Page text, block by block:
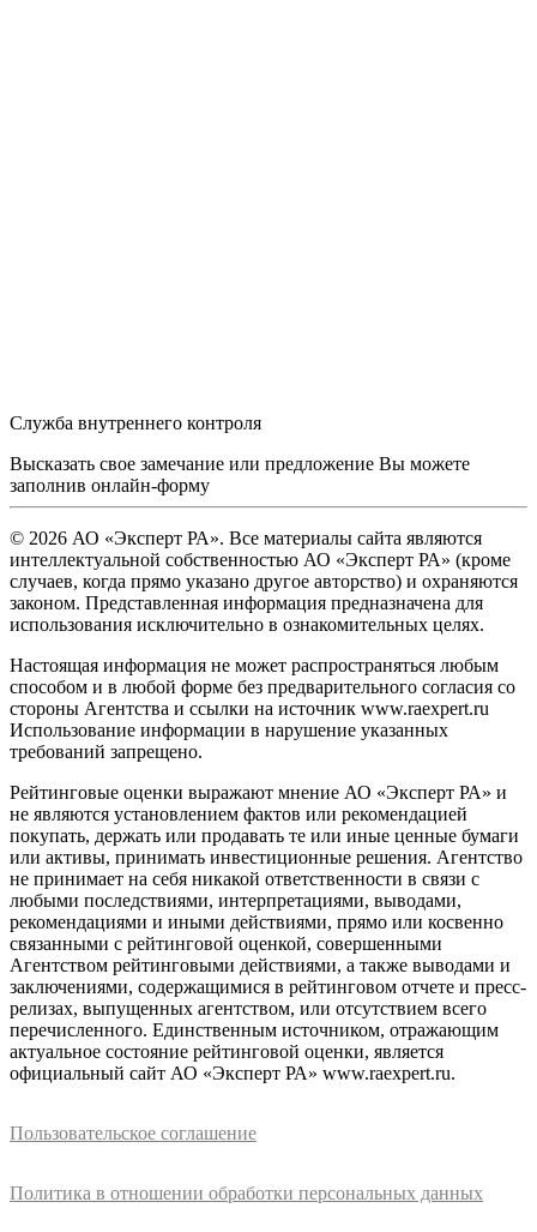
Служба внутреннего контроля
Высказать свое замечание или предложение Вы можете
заполнив онлайн-форму
© 2026 АО «Эксперт РА». Все материалы сайта являются
интеллектуальной собственностью АО «Эксперт РА» (кроме
случаев, когда прямо указано другое авторство) и охраняются
законом. Представленная информация предназначена для
использования исключительно в ознакомительных целях.
Настоящая информация не может распространяться любым
способом и в любой форме без предварительного согласия со
стороны Агентства и ссылки на источник www.raexpert.ru
Использование информации в нарушение указанных
требований запрещено.
Рейтинговые оценки выражают мнение АО «Эксперт РА» и
не являются установлением фактов или рекомендацией
покупать, держать или продавать те или иные ценные бумаги
или активы, принимать инвестиционные решения. Агентство
не принимает на себя никакой ответственности в связи с
любыми последствиями, интерпретациями, выводами,
рекомендациями и иными действиями, прямо или косвенно
связанными с рейтинговой оценкой, совершенными
Агентством рейтинговыми действиями, а также выводами и
заключениями, содержащимися в рейтинговом отчете и пресс-
релизах, выпущенных агентством, или отсутствием всего
перечисленного. Единственным источником, отражающим
актуальное состояние рейтинговой оценки, является
официальный сайт АО «Эксперт РА» www.raexpert.ru.
Пользовательское соглашение
Политика в отношении обработки персональных данных